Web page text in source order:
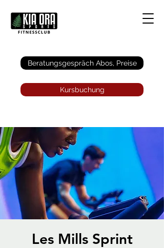
Beratungsgespräch Abos, Preise
Kursbuchung
Les Mills Sprint